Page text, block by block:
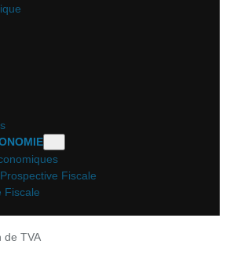
Fiscale
Fiscale
de TVA